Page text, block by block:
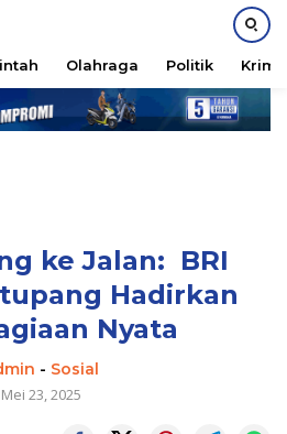
Olahraga Politik
ke Jalan: BRI
Hadirkan
Nyata
- Sosial
Mei 23, 2025